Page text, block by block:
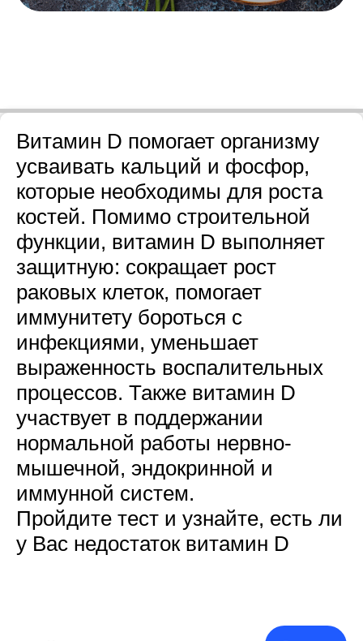
Витамин D помогает организму
усваивать кальций и фосфор,
которые необходимы для роста
костей. Помимо строительной
функции, витамин D выполняет
защитную: сокращает рост
раковых клеток, помогает
иммунитету бороться с
инфекциями, уменьшает
выраженность воспалительных
процессов. Также витамин D
участвует в поддержании
нормальной работы нервно-
мышечной, эндокринной и
иммунной систем.
Пройдите тест и узнайте, есть ли
у Вас недостаток витамин D